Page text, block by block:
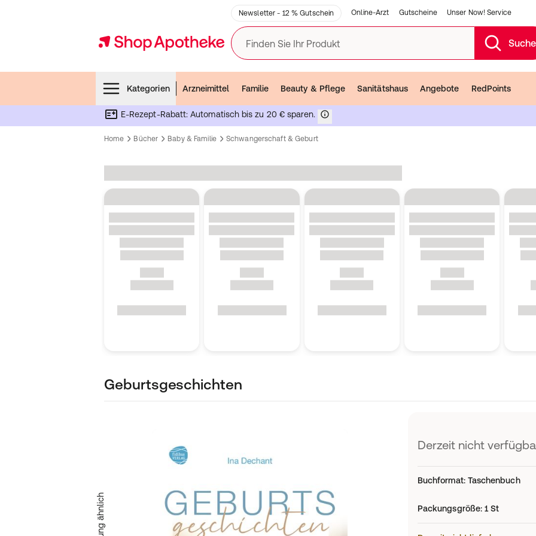
Newsletter - 12 % Gutschein Online-Arzt Gutscheine Unser Now! Service
Finden Sie Ihr Produkt
Kategorien
Arzneimittel Familie Beauty & Pflege Sanitätshaus Angebote RedPoints
E-Rezept-Rabatt: Automatisch bis zu 20 € sparen.
Home Bücher Baby & Familie Schwangerschaft & Geburt
Geburtsgeschichten
Derzeit nicht
Buchformat: Taschenbuch
Packungsgröße:1 St